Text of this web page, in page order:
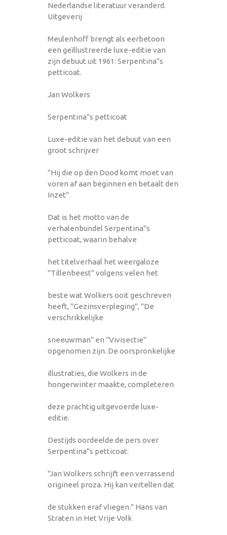
Nederlandse literatuur veranderd.
Uitgeverij
Meulenhoff brengt als eerbetoon
een geïllustreerde luxe-editie van
zijn debuut uit 1961: Serpentina"s
petticoat.
Jan Wolkers
Serpentina"s petticoat
Luxe-editie van het debuut van een
groot schrijver
"Hij die op den Dood komt moet van
voren af aan beginnen en betaalt den
Inzet"
Dat is het motto van de
verhalenbundel Serpentina"s
petticoat, waarin behalve
het titelverhaal het weergaloze
"Tillenbeest" volgens velen het
beste wat Wolkers ooit geschreven
heeft, "Gezinsverpleging", "De
verschrikkelijke
sneeuwman" en "Vivisectie"
opgenomen zijn. De oorspronkelijke
illustraties, die Wolkers in de
hongerwinter maakte, completeren
deze prachtig uitgevoerde luxe-
editie.
Destijds oordeelde de pers over
Serpentina"s petticoat:
"Jan Wolkers schrijft een verrassend
origineel proza. Hij kan vertellen dat
de stukken eraf vliegen." Hans van
Straten in Het Vrije Volk